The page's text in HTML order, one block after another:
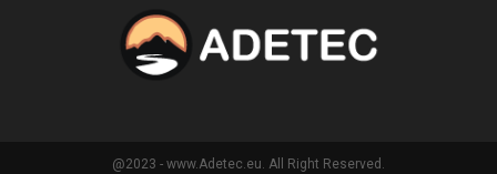
@2023 - www.Adetec.eu. All Right Reserved.